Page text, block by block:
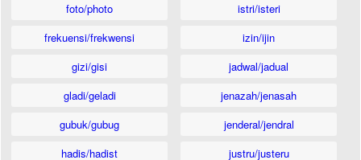
foto/photo
frekuensi/frekwensi
gizi/gisi
gladi/geladi
gubuk/gubug
hadis/hadist
istri/isteri
izin/ijin
jadwal/jadual
jenazah/jenasah
jenderal/jendral
justru/justeru